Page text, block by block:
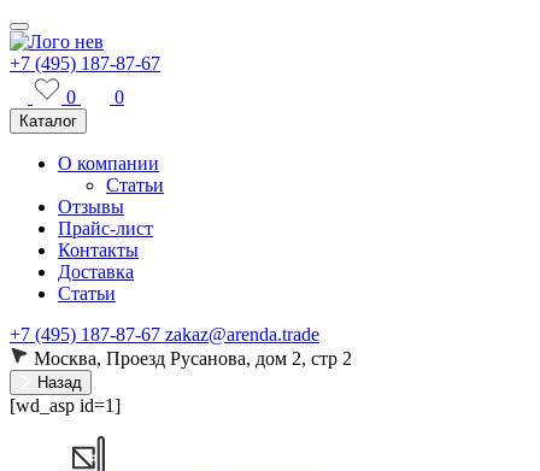
+7 (495) 187-87-67
0
0
Каталог
О компании
Статьи
Отзывы
Прайс-лист
Контакты
Доставка
Статьи
+7 (495) 187-87-67 zakaz@arenda.trade
Москва, Проезд Русанова, дом 2, стр 2
Назад
[wd_asp id=1]